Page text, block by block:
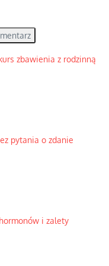
zbawienia z rodzinną
pytania o zdanie
i zalety